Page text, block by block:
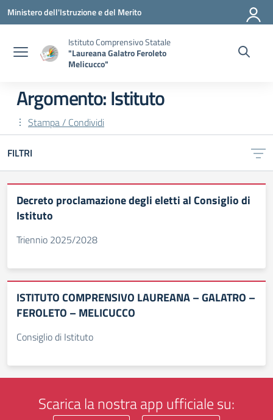
Vai ai contenuti
Vai al menu di navigazione
Vai al footer
Ministero dell'Istruzione e del Merito
Istituto Comprensivo Statale
"Laureana Galatro Feroleto
Melicucco"
Argomento: Istituto
Stampa / Condividi
FILTRI
Decreto proclamazione degli eletti al Consiglio di
Istituto
Triennio 2025/2028
ISTITUTO COMPRENSIVO LAUREANA – GALATRO –
FEROLETO – MELICUCCO
Consiglio di Istituto
Scarica la nostra app ufficiale su: